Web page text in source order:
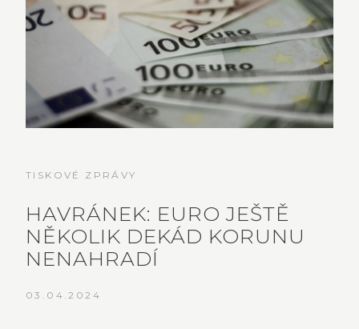
TISKOVÉ ZPRÁVY
HAVRÁNEK: EURO JEŠTĚ
NĚKOLIK DEKÁD KORUNU
NENAHRADÍ
03.04.2024